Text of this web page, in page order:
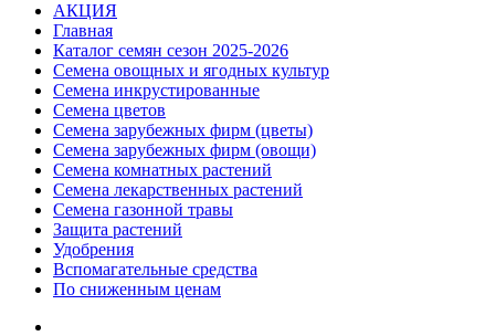
АКЦИЯ
Главная
Каталог семян сезон 2025-2026
Семена овощных и ягодных культур
Семена инкрустированные
Семена цветов
Семена зарубежных фирм (цветы)
Семена зарубежных фирм (овощи)
Семена комнатных растений
Семена лекарственных растений
Семена газонной травы
Защита растений
Удобрения
Вспомагательные средства
По сниженным ценам